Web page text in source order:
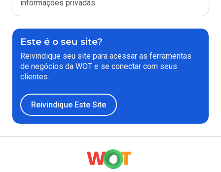
informações privadas.
Este é o seu site?
Reivindique seu site para acessar as ferramentas
de negócios da WOT e se conectar com seus
clientes.
Reivindique Este Site